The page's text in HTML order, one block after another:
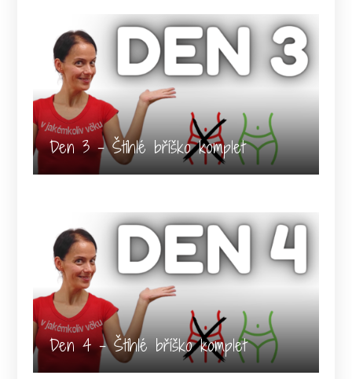
Den 3 - Štíhlé bříško komplet
Den 4 - Štíhlé bříško komplet